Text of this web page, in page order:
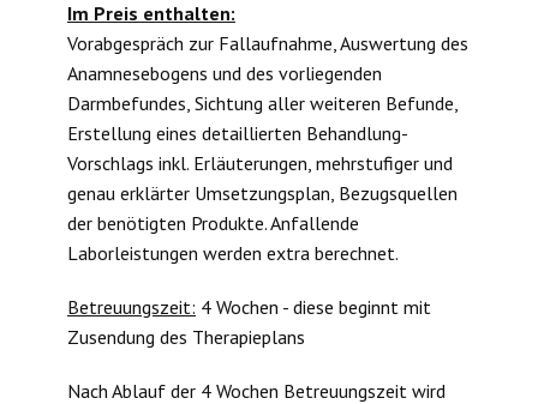
Im Preis enthalten:
Vorabgespräch zur Fallaufnahme, Auswertung des
Anamnesebogens und des vorliegenden
Darmbefundes, Sichtung aller weiteren Befunde,
Erstellung eines detaillierten Behandlung-
Vorschlags inkl. Erläuterungen, mehrstufiger und
genau erklärter Umsetzungsplan, Bezugsquellen
der benötigten Produkte. Anfallende
Laborleistungen werden extra berechnet.
Betreuungszeit: 4 Wochen - diese beginnt mit
Zusendung des Therapieplans
Nach Ablauf der 4 Wochen Betreuungszeit wird